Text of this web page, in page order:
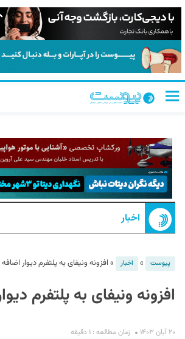
اخبار
پیوست » اخبار » افزونه‌ ونیفای به پلتفرم دیوار
افزونه‌ ونیفای به پلتفرم
۲۰ آبان ۱۴۰۳ زمان مطالعه : ۱ دقیقه